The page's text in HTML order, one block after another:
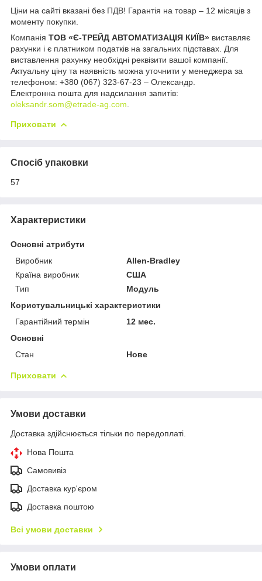
Ціни на сайті вказані без ПДВ! Гарантія на товар – 12 місяців з
моменту покупки.
Компанія ТОВ «Є-ТРЕЙД АВТОМАТИЗАЦІЯ КИЇВ» виставляє
рахунки і є платником податків на загальних підставах. Для
виставлення рахунку необхідні реквізити вашої компанії.
Актуальну ціну та наявність можна уточнити у менеджера за
телефоном: +380 (067) 323-67-23 – Олександр.
Електронна пошта для надсилання запитів:
oleksandr.som@etrade-ag.com
Приховати
Спосіб упаковки
57
Характеристики
Основні атрибути
Виробник
Allen-Bradley
Країна виробник
США
Тип
Модуль
Користувальницькі характеристики
Гарантійний термін
12 мес.
Основні
Стан
Нове
Приховати
Умови доставки
Доставка здійснюється тільки по передоплаті.
Нова Пошта
Самовивіз
Доставка кур'єром
Доставка поштою
Всі умови доставки
Умови оплати